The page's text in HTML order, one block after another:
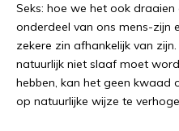
Seks: hoe we het ook
onderdeel van ons mens-zijn
zekere zin afhankelijk van
natuurlijk niet slaaf moet
hebben, kan het geen kwaad
op natuurlijke wijze te